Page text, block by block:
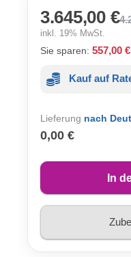
3.645,00 €
inkl. 19% MwSt.
Sie sparen: 557,00 €
Kauf auf
Lieferung nach
0,00 €
In